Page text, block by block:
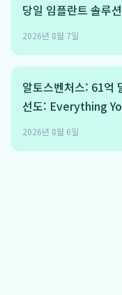
당일 임플란트 솔루션
2026년 8월 7일
알토스벤처스: 61억
선도: Everything
2026년 8월 6일